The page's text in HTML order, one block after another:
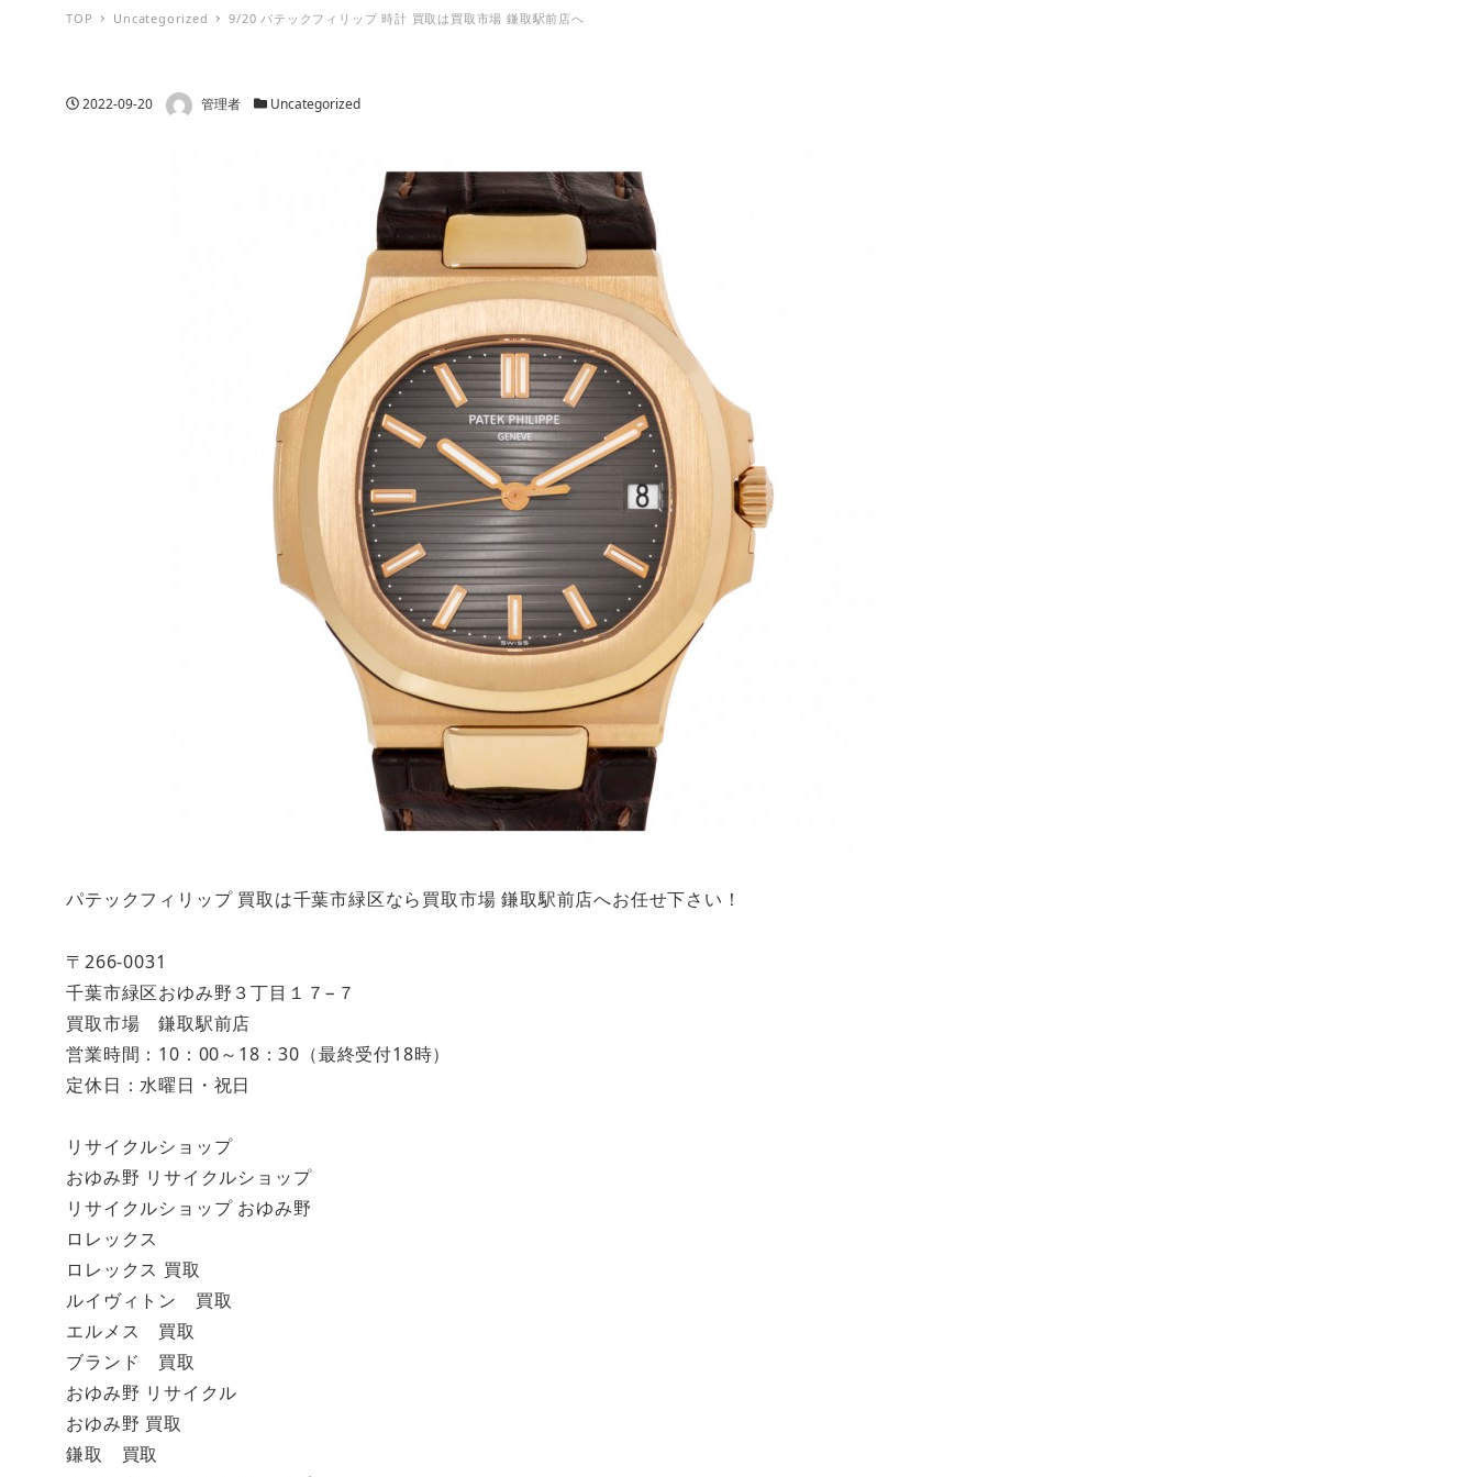
TOP Uncategorized 9/20 パテックフィリップ 時計 買取は買取市場 鎌取駅前店へ
投稿日
2022-09-20 著者 管理者 カテゴリー
Uncategorized
パテックフィリップ 買取は千葉市緑区なら買取市場 鎌取駅前店へお任せ下さい！
〒266-0031
千葉市緑区おゆみ野３丁目１７−７
買取市場 鎌取駅前店
営業時間：10：00～18：30（最終受付18時）
定休日：水曜日・祝日
リサイクルショップ
おゆみ野 リサイクルショップ
リサイクルショップ おゆみ野
ロレックス
ロレックス 買取
ルイヴィトン 買取
エルメス 買取
ブランド 買取
おゆみ野 リサイクル
おゆみ野 買取
鎌取 買取